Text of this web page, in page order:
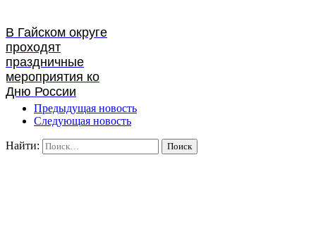
В Гайском округе
проходят
праздничные
мероприятия ко
Дню России
Предыдущая новость
Следующая новость
Найти: